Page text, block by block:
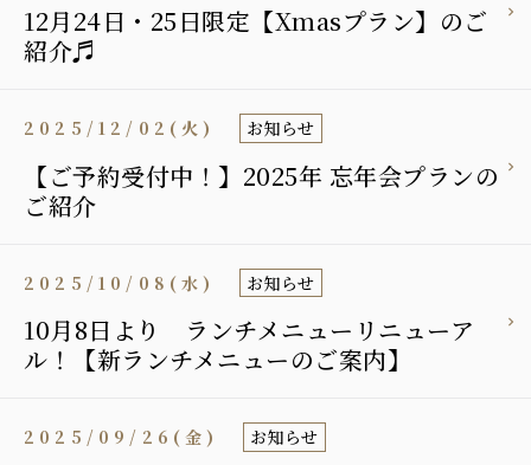
12月24日・25日限定【Xmasプラン】のご
紹介♬
【ご予約受付中！】2025年 忘年会プランの
ご紹介
2025/12/02(火) お知らせ
10月8日より ランチメニューリニューア
ル！【新ランチメニューのご案内】
2025/10/08(水) お知らせ
2025/09/26(金) お知らせ